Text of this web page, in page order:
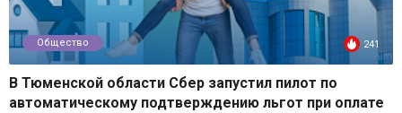
Общество 241
В Тюменской области Сбер запустил пилот по
автоматическому подтверждению льгот при оплате